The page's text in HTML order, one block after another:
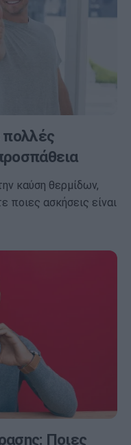
πολλές
καύση θερμίδων,
ποιες ασκήσεις είναι
Ποιες